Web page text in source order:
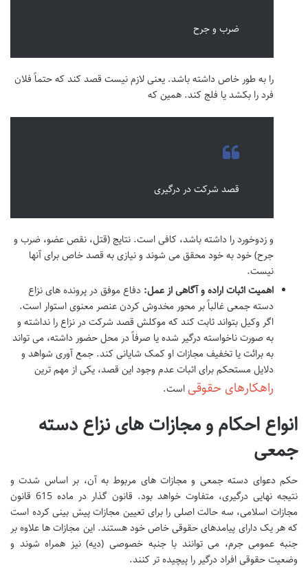
ضرب و جرح
را به طور خاص داشته باشد. یعنی لازم نیست قصد کند که حتماً فلان
فرد را بکشد یا فلج کند. همین که
قصد شرکت در درگیری
و زدوخورد را داشته باشد، کافی است. نتایج (قتل، نقص عضو، ضرب و
جرح) خود به خود محقق می شوند و نیازی به قصد خاص برای آنها
نیست.
اهمیت اثبات اراده و آگاهی از عمل: دفاع موفق در پرونده های نزاع
دسته جمعی غالباً بر محور مخدوش کردن عنصر معنوی استوار است.
اگر وکیل بتواند ثابت کند که موکلش قصد شرکت در نزاع را نداشته و
به صورت ناخواسته درگیر شده یا صرفاً در محل حضور داشته، می تواند
به برائت یا تخفیف مجازات او کمک شایانی کند. جمع آوری شواهد و
دلایل مستحکم برای اثبات عدم وجود این قصد، یکی از مهم ترین
راهکارهای حقوقی است.
انواع احکام و مجازات های نزاع دسته
جمعی
حکم دعوای دسته جمعی و مجازات های مربوط به آن، بر اساس شدت و
نتیجه نهایی درگیری، متفاوت خواهد بود. قانون گذار در ماده 615 قانون
مجازات اسلامی، سه حالت اصلی را برای تعیین مجازات پیش بینی کرده است
که هر یک دارای پیامدهای حقوقی خاص خود هستند. این مجازات ها علاوه بر
جنبه عمومی جرم، می توانند با جنبه خصوصی (دیه) نیز همراه شوند و
وضعیت حقوقی افراد درگیر را پیچیده تر کنند.